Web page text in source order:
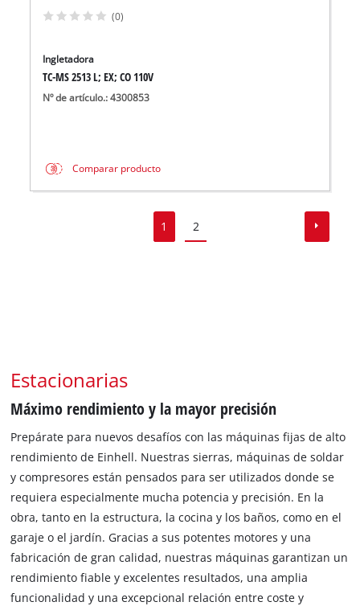
(0)
Ingletadora
TC-MS 2513 L; EX; CO 110V
Nº de artículo.: 4300853
Comparar producto
1 2
Estacionarias
Máximo rendimiento y la mayor precisión
Prepárate para nuevos desafíos con las máquinas fijas de alto
rendimiento de Einhell. Nuestras sierras, máquinas de soldar
y compresores están pensados para ser utilizados donde se
requiera especialmente mucha potencia y precisión. En la
obra, tanto en la estructura, la cocina y los baños, como en el
garaje o el jardín. Gracias a sus potentes motores y una
fabricación de gran calidad, nuestras máquinas garantizan un
rendimiento fiable y excelentes resultados, una amplia
funcionalidad y una excepcional relación entre coste y